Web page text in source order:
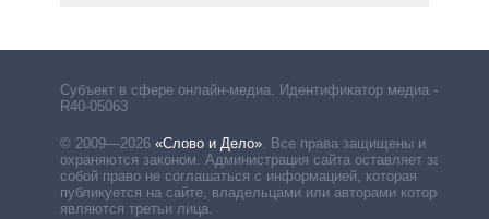
Субъект в сфере онлайн-медиа. Идентификатор медиа –
R40-05063
© 2009—2026 «Слово и Дело». Все права защищены и
охраняются законом. Администрация сайта оставляет за
собой право не соглашаться с информацией, которая
публикуется на сайте, владельцами или авторами которой
являются третьи лица.